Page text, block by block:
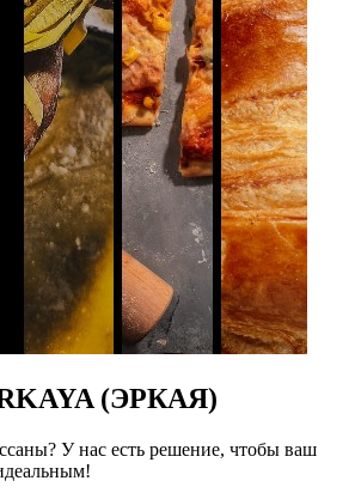
(ЭРКАЯ)
У нас есть решение, чтобы ваш